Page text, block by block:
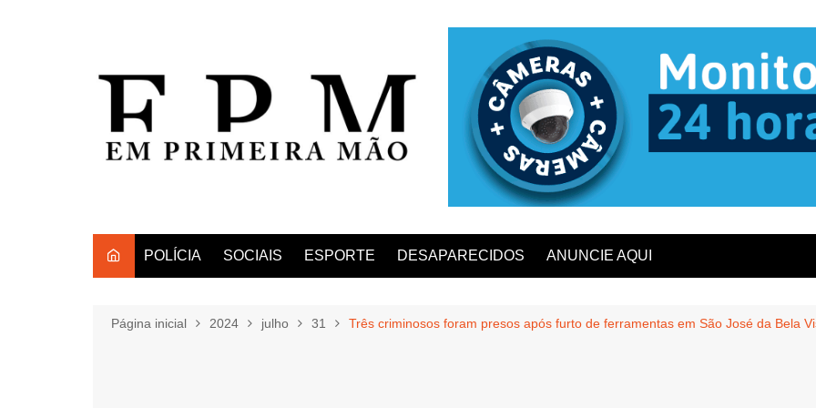
POLÍCIA SOCIAIS ESPORTE DESAPARECIDOS ANUNCIE AQUI
Página inicial 2024 julho 31 Três criminosos foram presos após furto de ferramentas em São José da Bela